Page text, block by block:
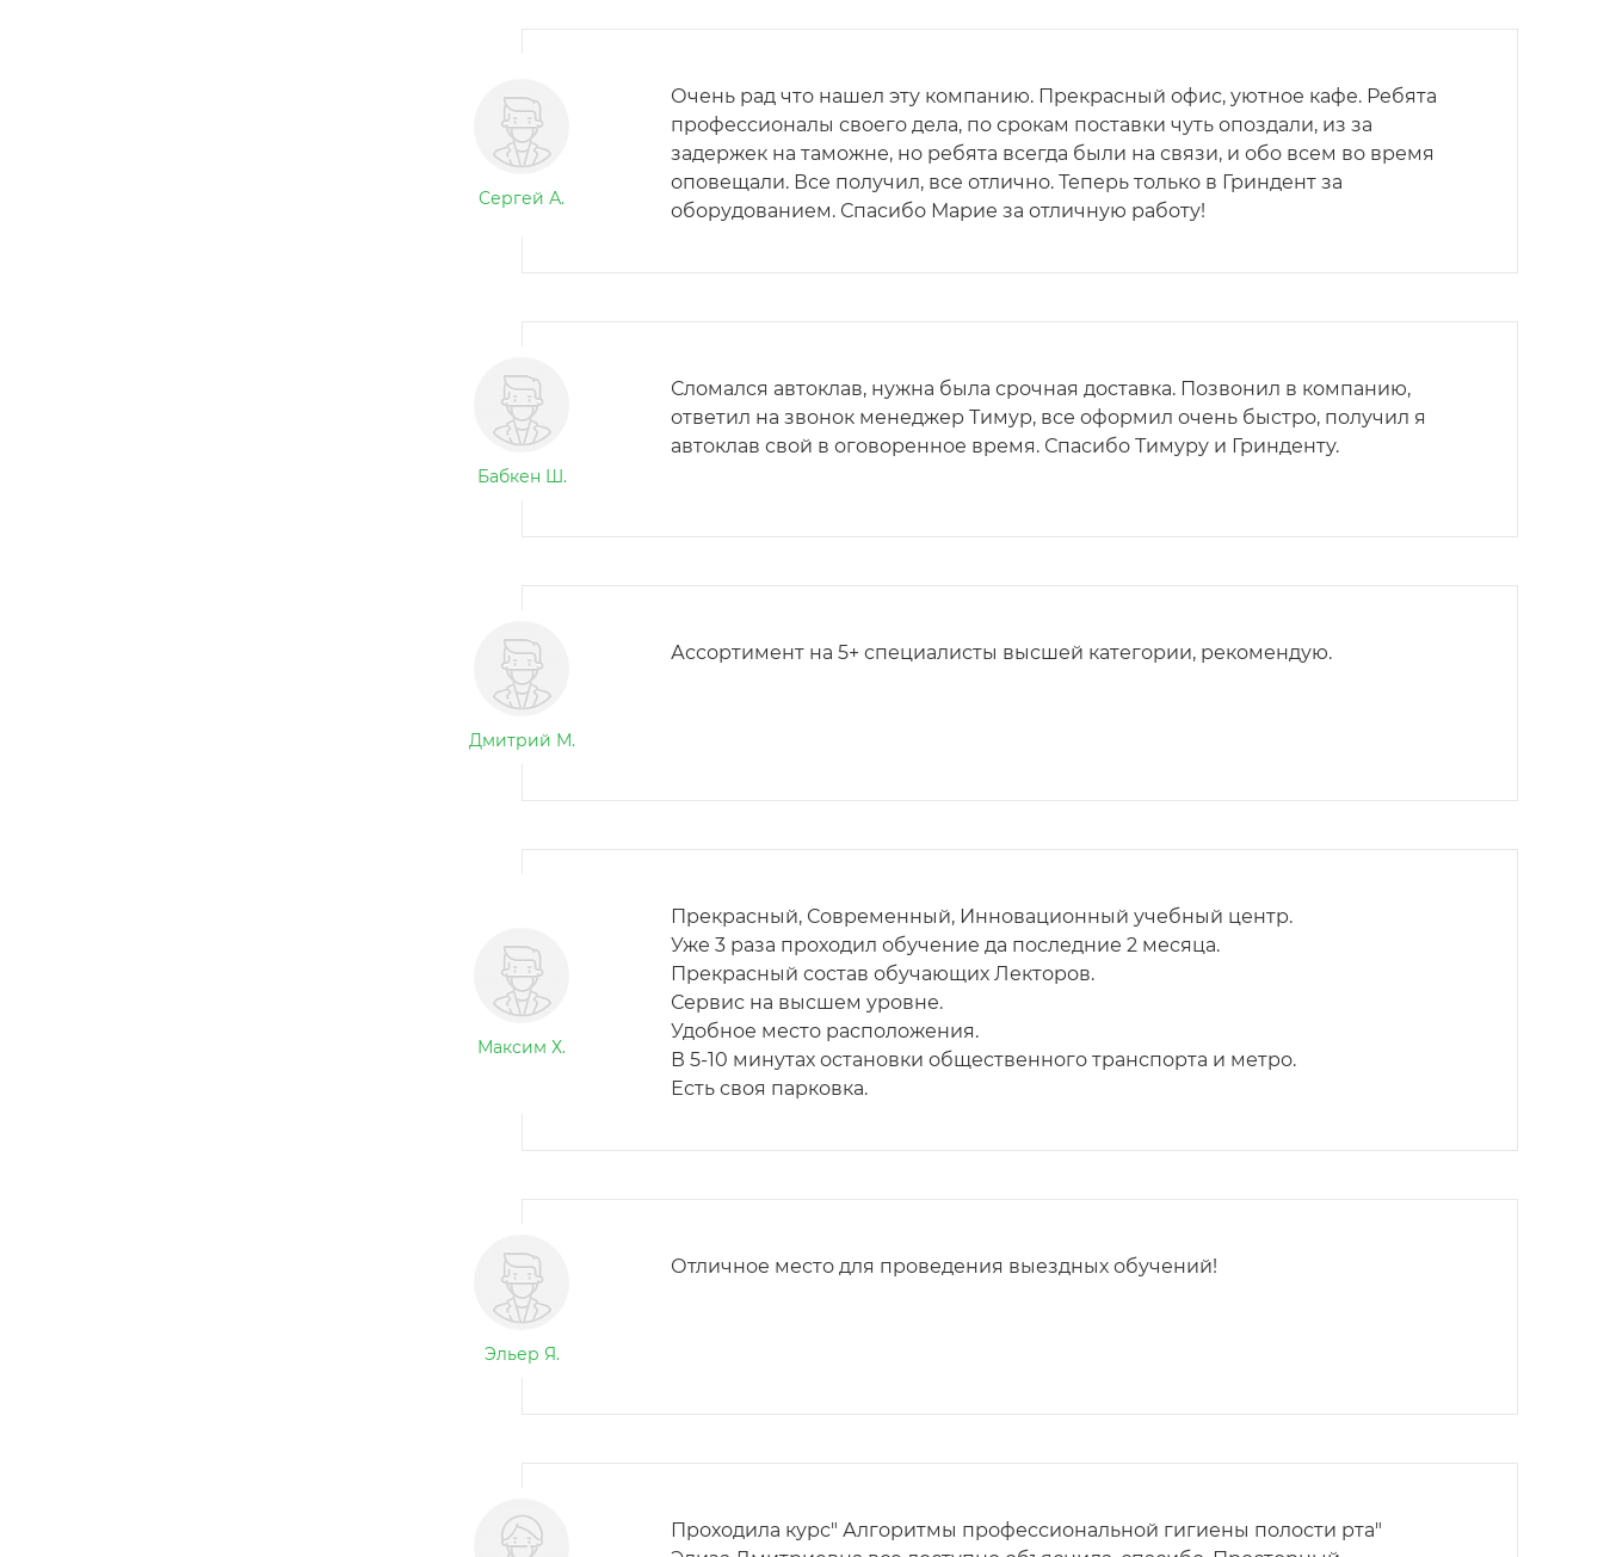
Сергей А.
Очень рад что нашел эту компанию. Прекрасный офис, уютное кафе. Ребята
профессионалы своего дела, по срокам поставки чуть опоздали, из за
задержек на таможне, но ребята всегда были на связи, и обо всем во время
оповещали. Все получил, все отлично. Теперь только в Гриндент за
оборудованием. Спасибо Марие за отличную работу!
Бабкен Ш.
Сломался автоклав, нужна была срочная доставка. Позвонил в компанию,
ответил на звонок менеджер Тимур, все оформил очень быстро, получил я
автоклав свой в оговоренное время. Спасибо Тимуру и Гринденту.
Дмитрий М.
Ассортимент на 5+ специалисты высшей категории, рекомендую.
Максим Х.
Прекрасный, Современный, Инновационный учебный центр.
Уже 3 раза проходил обучение да последние 2 месяца.
Прекрасный состав обучающих Лекторов.
Сервис на высшем уровне.
Удобное место расположения.
В 5-10 минутах остановки общественного транспорта и метро.
Есть своя парковка.
Эльер Я.
Отличное место для проведения выездных обучений!
Проходила курс" Алгоритмы профессиональной гигиены полости рта"